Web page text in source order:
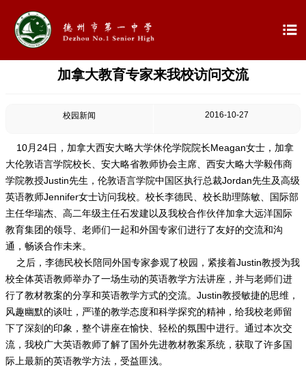

加拿大教育专家来我校访问交流
校园新闻 2016-10-27
10月24日，加拿大西安大略大学休伦学院院长Meagan女士，加拿
大伦敦语言学院校长、安大略省教师协会主席、西安大略大学毅伟商
学院教授Justin先生，伦敦语言学院中国区执行总裁Jordan先生及高级
英语教师Jennifer女士访问我校。校长李德民、校长助理陈敏、国际部
主任华瑞杰、高二年级主任石发建以及我校合作伙伴加拿大远洋国际
教育集团的领导、老师们一起和外国专家们进行了友好的交流和沟
通，畅谈合作未来。
之后，李德民校长陪同外国专家参观了校园，紧接着Justin教授为我
校全体英语教师举办了一场生动的英语教学方法讲座，并与老师们进
行了教材教案的分享和英语教学方式的交流。Justin教授敏捷的思维，
风趣幽默的谈吐，严谨的教学态度和科学探究的精神，给我校老师留
下了深刻的印象，整个讲座在愉快、轻松的氛围中进行。通过本次交
流，我校广大英语教师了解了国外先进教材教案系统，获取了许多国
际上最新的英语教学方法，受益匪浅。
学校概况
 信息公开
 教学教研
 最新公告
 校园新闻
 科学技术实验校